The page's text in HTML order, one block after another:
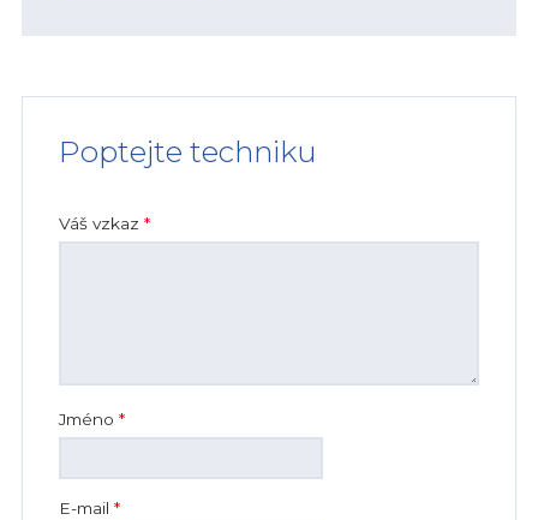
Poptejte techniku
Váš vzkaz *
Jméno *
E-mail *